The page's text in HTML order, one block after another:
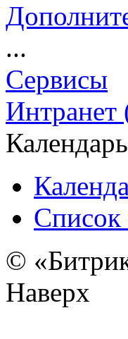
...
Сервисы
Список
©
Наверх